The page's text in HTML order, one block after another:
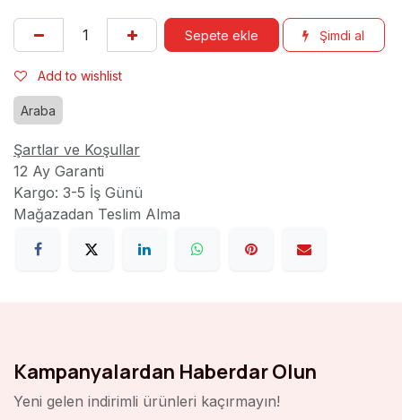
Sepete ekle Şimdi al
Add to wishlist
Araba
Şartlar ve Koşullar
12 Ay Garanti
Kargo: 3-5 İş Günü
Mağazadan Teslim Alma
Kampanyalardan Haberdar Olun
Yeni gelen indirimli ürünleri kaçırmayın!